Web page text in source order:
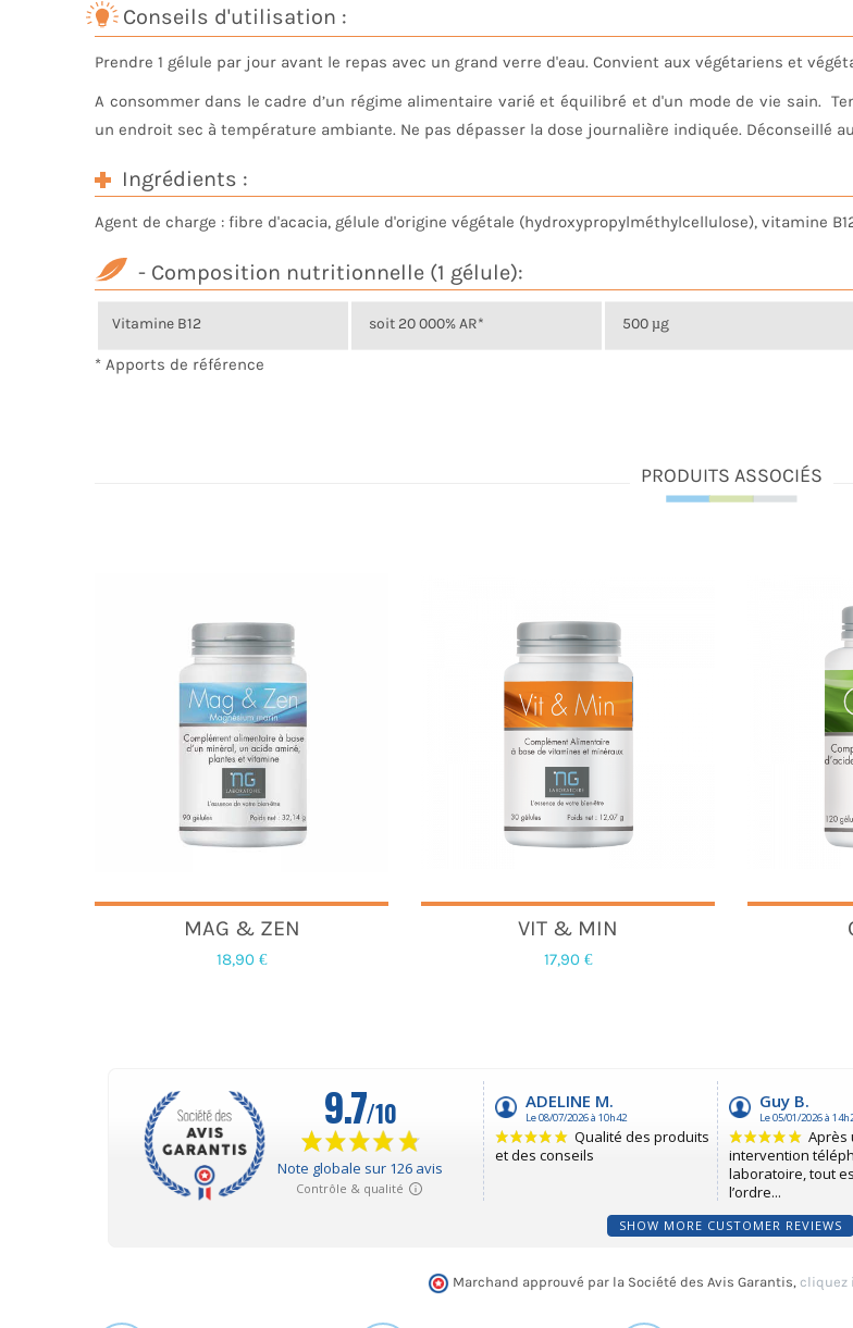
Conseils d'utilisation :
Prendre 1 gélule par jour avant le repas avec un grand verre d'eau. Convient aux végétariens et
A consommer dans le cadre d’un régime alimentaire varié et équilibré et d'un mode de vie sain.
un endroit sec à température ambiante. Ne pas dépasser la dose journalière indiquée. Déconseillé
Ingrédients :
Agent de charge : fibre d'acacia, gélule d'origine végétale (hydroxypropylméthylcellulose), vitamine
- Composition nutritionnelle (1 gélule):
Vitamine B12 soit 20 000% AR* 500 µg
* Apports de référence
PRODUITS ASSOCIÉS
MAG & ZEN
18,90 €
VIT & MIN
17,90 €
SHOW MORE CUSTOMER REVIEWS
Marchand approuvé par la Société des Avis Garantis, cliquez